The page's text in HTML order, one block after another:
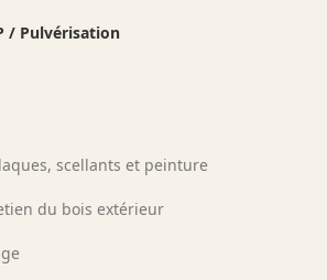
/ Pulvérisation
scellants et peinture
du bois extérieur